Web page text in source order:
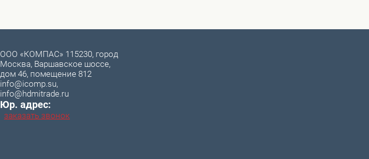
ООО «КОМПАС» 115230, город
Москва, Варшавское шоссе,
дом 46, помещение 812
info@icomp.su,
info@hdmitrade.ru
Юр. адрес:
заказать звонок